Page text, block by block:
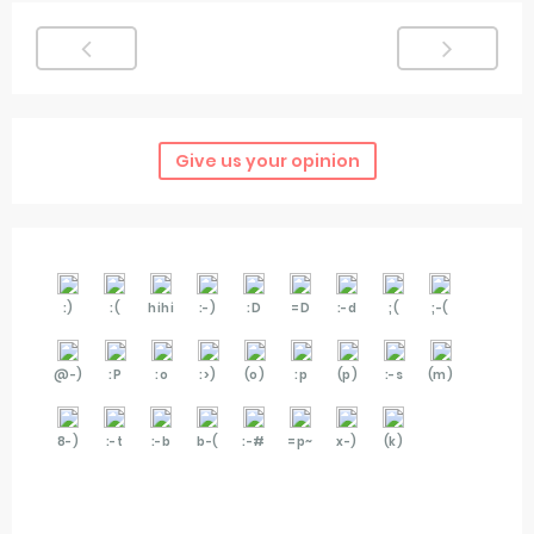
Give us your opinion
:) :( hihi :-) :D =D :-d ;( ;-(
@-) :P :o :>) (o) :p (p) :-s (m)
8-) :-t :-b b-( :-# =p~ x-) (k)